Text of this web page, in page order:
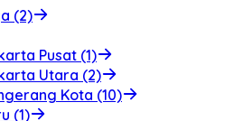
(2)
Pusat (1)
Utara (2)
Kota (10)
(1)